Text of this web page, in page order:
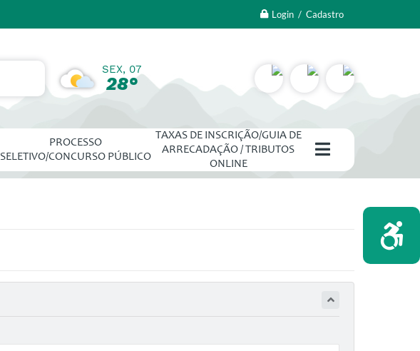
Login / Cadastro
SEX, 07
28°
PROCESSO
SELETIVO/CONCURSO PÚBLICO
TAXAS DE INSCRIÇÃO/GUIA DE
ARRECADAÇÃO / TRIBUTOS
ONLINE